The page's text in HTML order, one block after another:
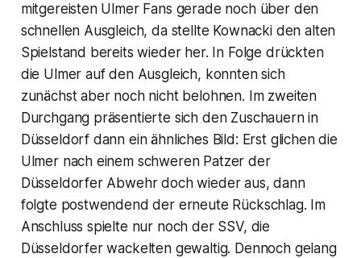
mitgereisten Ulmer Fans gerade noch über den
schnellen Ausgleich, da stellte Kownacki den alten
Spielstand bereits wieder her. In Folge drückten
die Ulmer auf den Ausgleich, konnten sich
zunächst aber noch nicht belohnen. Im zweiten
Durchgang präsentierte sich den Zuschauern in
Düsseldorf dann ein ähnliches Bild: Erst glichen die
Ulmer nach einem schweren Patzer der
Düsseldorfer Abwehr doch wieder aus, dann
folgte postwendend der erneute Rückschlag. Im
Anschluss spielte nur noch der SSV, die
Düsseldorfer wackelten gewaltig. Dennoch gelang